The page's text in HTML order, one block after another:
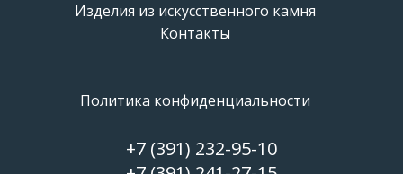
Изделия из искусственного камня
Контакты
Политика конфиденциальности
+7 (391) 232-95-10